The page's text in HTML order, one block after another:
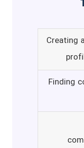
Creating
Finding